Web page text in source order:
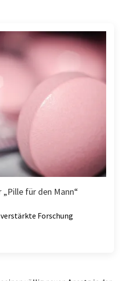
für den Mann“
Forschung